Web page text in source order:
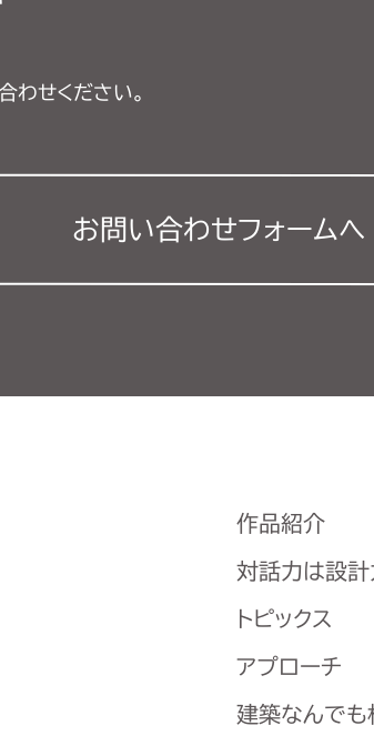
わせください。
お問い合わせフォームへ
作品紹介
対話力は設計
トピックス
アプローチ
建築なんでも